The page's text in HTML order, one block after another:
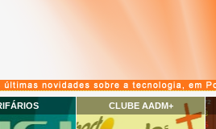
CLUBE AADM+